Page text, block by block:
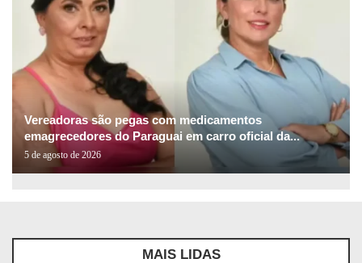
Vereadoras são pegas com medicamentos
emagrecedores do Paraguai em carro oficial da...
5 de agosto de 2026
MAIS LIDAS